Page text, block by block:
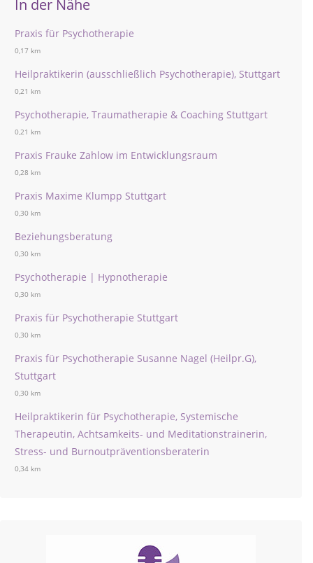
In der Nähe
Praxis für Psychotherapie
0,17 km
Heilpraktikerin (ausschließlich Psychotherapie), Stuttgart
0,21 km
Psychotherapie, Traumatherapie & Coaching Stuttgart
0,21 km
Praxis Frauke Zahlow im Entwicklungsraum
0,28 km
Praxis Maxime Klumpp Stuttgart
0,30 km
Beziehungsberatung
0,30 km
Psychotherapie | Hypnotherapie
0,30 km
Praxis für Psychotherapie Stuttgart
0,30 km
Praxis für Psychotherapie Susanne Nagel (Heilpr.G),
Stuttgart
0,30 km
Heilpraktikerin für Psychotherapie, Systemische
Therapeutin, Achtsamkeits- und Meditationstrainerin,
Stress- und Burnoutpräventionsberaterin
0,34 km